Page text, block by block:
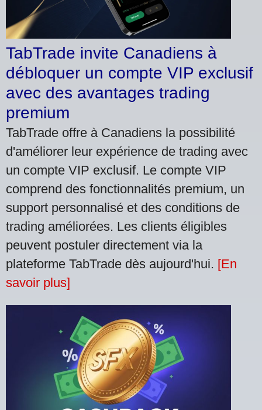
TabTrade invite Canadiens à
débloquer un compte VIP exclusif
avec des avantages trading
premium
TabTrade offre à Canadiens la possibilité
d'améliorer leur expérience de trading avec
un compte VIP exclusif. Le compte VIP
comprend des fonctionnalités premium, un
support personnalisé et des conditions de
trading améliorées. Les clients éligibles
peuvent postuler directement via la
plateforme TabTrade dès aujourd'hui. [En
savoir plus]